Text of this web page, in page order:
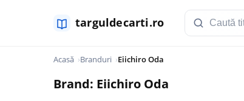
Acasă Branduri Eiichiro Oda
Brand: Eiichiro Oda